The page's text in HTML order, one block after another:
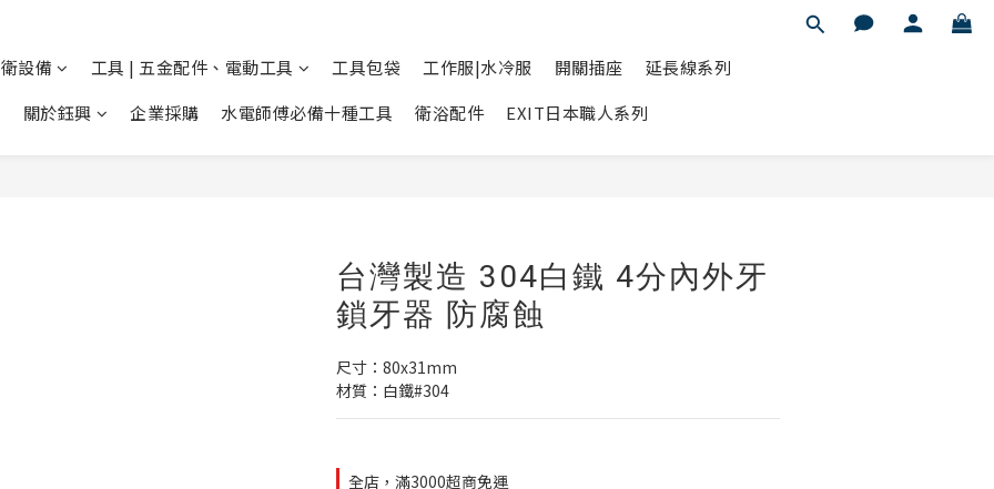
設備 工具 | 五金配件、電動工具 工具包袋 工作服|水冷服 開關插座
延長線系列
關於鈺興
企業採購 水電師傅必備十種工具 衛浴配件 EXIT日本職人系列
台灣製造 304白鐵 4分內外牙
鎖牙器 防腐蝕
尺寸：80x31mm
材質：白鐵#304
全店，滿3000超商免運